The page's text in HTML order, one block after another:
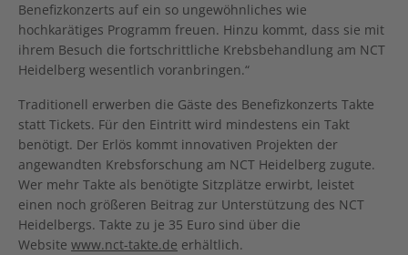
Benefizkonzerts auf ein so ungewöhnliches wie
hochkarätiges Programm freuen. Hinzu kommt, dass sie mit
ihrem Besuch die fortschrittliche Krebsbehandlung am NCT
Heidelberg wesentlich voranbringen.“
Traditionell erwerben die Gäste des Benefizkonzerts Takte
statt Tickets. Für den Eintritt wird mindestens ein Takt
benötigt. Der Erlös kommt innovativen Projekten der
angewandten Krebsforschung am NCT Heidelberg zugute.
Wer mehr Takte als benötigte Sitzplätze erwirbt, leistet
einen noch größeren Beitrag zur Unterstützung des NCT
Heidelbergs. Takte zu je 35 Euro sind über die
Website www.nct-takte.de erhältlich.